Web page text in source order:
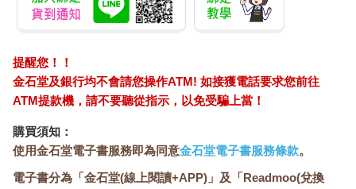
提醒您！！
金石堂及銀行均不會請您操作ATM! 如接獲電話要求您前往
ATM提款機，請不要聽從指示，以免受騙上當！
購買須知：
使用金石堂電子書服務即為同意金石堂電子書服務條款。
電子書分為「金石堂(線上閱讀+APP)」及「Readmoo(兌換